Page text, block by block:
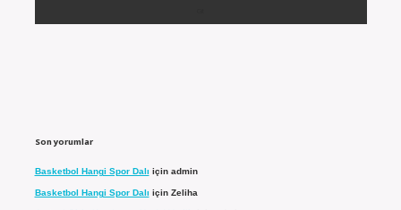
Son yorumlar
Basketbol Hangi Spor Dalı için admin
Basketbol Hangi Spor Dalı için Zeliha